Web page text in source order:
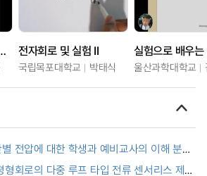
시뮬레이션 전자회로 및 실험 II
국립목포대학교 박태식 울산과학대학교
생과 예비교사의 이해 분석;
레이션 실험을 중심으로
회로의 다중 루프 타입 전류 센서리스 제어